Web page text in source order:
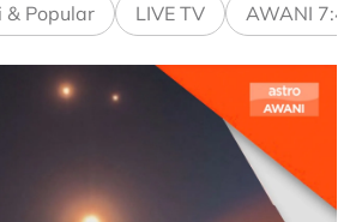
& Popular LIVE TV AWANI